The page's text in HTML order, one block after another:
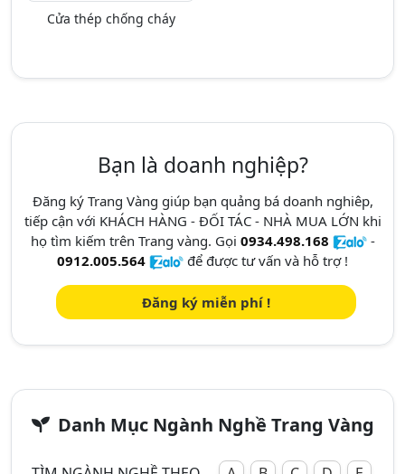
Cửa thép chống cháy
Bạn là doanh nghiệp?
Đăng ký Trang Vàng giúp bạn quảng bá doanh nghiêp,
tiếp cận với KHÁCH HÀNG - ĐỐI TÁC - NHÀ MUA LỚN khi
họ tìm kiếm trên Trang vàng. Gọi 0934.498.168
-
0912.005.564
để được tư vấn và hỗ trợ !
Đăng ký miễn phí !
Danh Mục Ngành Nghề Trang Vàng